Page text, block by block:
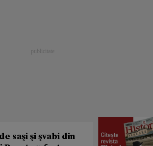
saşi şi şvabi din